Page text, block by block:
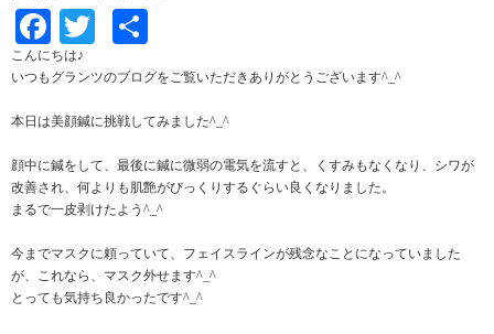
Facebook
Twitter
有
こんにちは♪
いつもグランツのブログをご覧いただきありがとうございます^_^
本日は美顔鍼に挑戦してみました^_^
顔中に鍼をして、最後に鍼に微弱の電気を流すと、くすみもなくなり、シワが
改善され、何よりも肌艶がびっくりするぐらい良くなりました。
まるで一皮剥けたよう^_^
今までマスクに頼っていて、フェイスラインが残念なことになっていました
が、これなら、マスク外せます^_^
とっても気持ち良かったです^_^